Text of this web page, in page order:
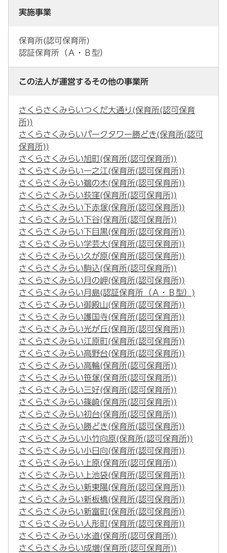
実施事業
保育所(認可保育所)
認証保育所（Ａ・Ｂ型）
この法人が運営するその他の事業所
さくらさくみらいつくだ大通り(保育所(認可保育
所))
さくらさくみらいパークタワー勝どき(保育所(認可
保育所))
さくらさくみらい旭町(保育所(認可保育所))
さくらさくみらい一之江(保育所(認可保育所))
さくらさくみらい鵜の木(保育所(認可保育所))
さくらさくみらい荻窪(保育所(認可保育所))
さくらさくみらい下赤塚(保育所(認可保育所))
さくらさくみらい下谷(保育所(認可保育所))
さくらさくみらい下目黒(保育所(認可保育所))
さくらさくみらい学芸大(保育所(認可保育所))
さくらさくみらい久が原(保育所(認可保育所))
さくらさくみらい駒込(保育所(認可保育所))
さくらさくみらい月の岬(保育所(認可保育所))
さくらさくみらい月島(認証保育所（Ａ・Ｂ型）)
さくらさくみらい御殿山(保育所(認可保育所))
さくらさくみらい護国寺(保育所(認可保育所))
さくらさくみらい光が丘(保育所(認可保育所))
さくらさくみらい江原町(保育所(認可保育所))
さくらさくみらい高野台(保育所(認可保育所))
さくらさくみらい高輪(保育所(認可保育所))
さくらさくみらい笹塚(保育所(認可保育所))
さくらさくみらい三好(保育所(認可保育所))
さくらさくみらい篠崎(保育所(認可保育所))
さくらさくみらい初台(保育所(認可保育所))
さくらさくみらい勝どき(保育所(認可保育所))
さくらさくみらい小竹向原(保育所(認可保育所))
さくらさくみらい小日向(保育所(認可保育所))
さくらさくみらい上原(保育所(認可保育所))
さくらさくみらい上池袋(保育所(認可保育所))
さくらさくみらい新東陽(保育所(認可保育所))
さくらさくみらい新板橋(保育所(認可保育所))
さくらさくみらい新富町(保育所(認可保育所))
さくらさくみらい人形町(保育所(認可保育所))
さくらさくみらい水道(保育所(認可保育所))
さくらさくみらい成増(保育所(認可保育所))